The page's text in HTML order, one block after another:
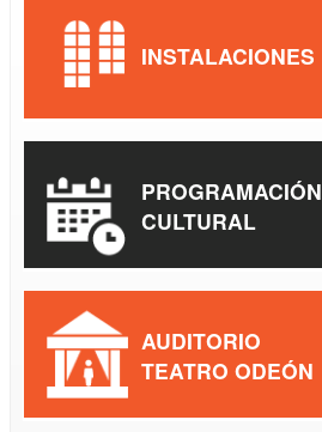
INSTALACIONES
PROGRAMACIÓN
CULTURAL
AUDITORIO
TEATRO ODEÓN